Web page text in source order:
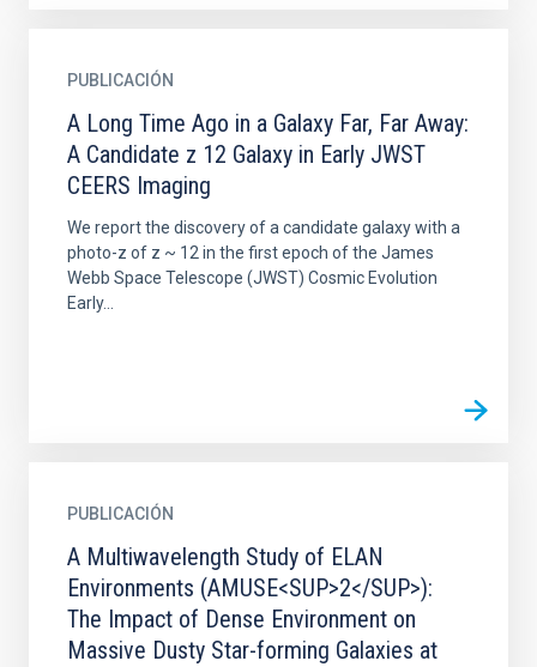
PUBLICACIÓN
A Long Time Ago in a Galaxy Far, Far Away:
A Candidate z 12 Galaxy in Early JWST
CEERS Imaging
We report the discovery of a candidate galaxy with a
photo-z of z ~ 12 in the first epoch of the James
Webb Space Telescope (JWST) Cosmic Evolution
Early...
PUBLICACIÓN
A Multiwavelength Study of ELAN
Environments (AMUSE<SUP>2</SUP>):
The Impact of Dense Environment on
Massive Dusty Star-forming Galaxies at